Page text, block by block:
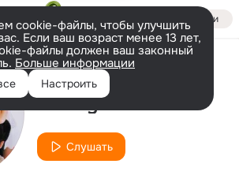
Войти
cookie-файлы, чтобы улучшить
Если ваш возраст менее 13 лет,
файлы должен ваш законный
Больше информации
Настроить
Исполнитель
Totally Nice
Слушать